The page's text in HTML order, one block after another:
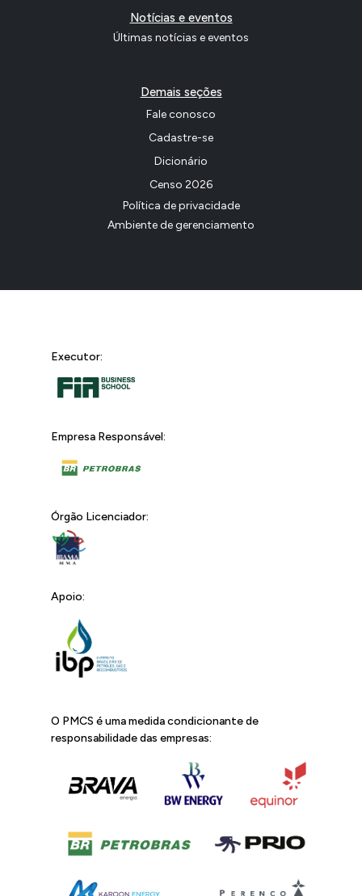
Notícias e eventos
Últimas notícias e eventos
Demais seções
Fale conosco
Cadastre-se
Dicionário
Censo 2026
Política de privacidade
Ambiente de gerenciamento
Executor:
Empresa Responsável:
Órgão Licenciador:
Apoio:
O PMCS é uma medida condicionante de
responsabilidade das empresas: